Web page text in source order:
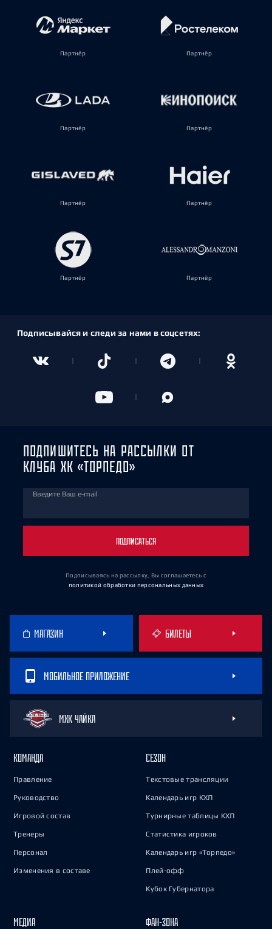
Партнёр Партнёр
Партнёр Партнёр
Партнёр Партнёр
Партнёр Партнёр
Подписывайся и следи за нами в соцсетях:
ПОДПИШИТЕСЬ НА РАССЫЛКИ ОТ
КЛУБА ХК «ТОРПЕДО»
Введите Ваш e-mail
ПОДПИСАТЬСЯ
Подписываясь на рассылку, Вы соглашаетесь с
политикой обработки персональных данных
МАГАЗИН БИЛЕТЫ
МОБИЛЬНОЕ ПРИЛОЖЕНИЕ
МХК ЧАЙКА
КОМАНДА
Правление
Руководство
Игровой состав
Тренеры
Персонал
Изменения в составе
СЕЗОН
Текстовые трансляции
Календарь игр КХЛ
Турнирные таблицы КХЛ
Статистика игроков
Календарь игр «Торпедо»
Плей-офф
Кубок Губернатора
МЕДИА ФАН-ЗОНА